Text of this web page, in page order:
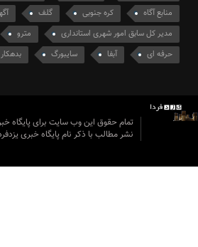
منابع آگاه
کره جنوبی گلف
مدیر کل سابق امور شهری استانداری
مترو
حرفه ای
آبفا سایبورگ
تمام حقوق این وب سایت برای پایگاه
نشر مطالب با ذکر نام پایگاه خبری